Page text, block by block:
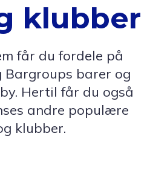
klubber
får du fordele på
Bargroups barer og
Hertil får du også
andre populære
klubber.